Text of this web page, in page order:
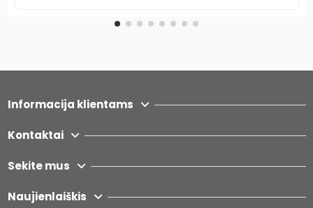
Informacija klientams
Kontaktai
Sekite mus
Naujienlaiškis